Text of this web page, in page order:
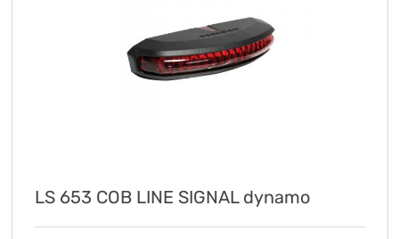
LS 653 COB LINE SIGNAL dynamo